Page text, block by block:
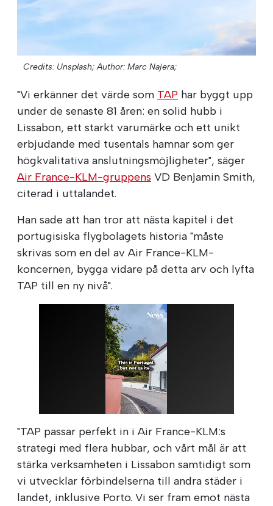
Credits: Unsplash; Author: Marc Najera;
"Vi erkänner det värde som TAP har byggt upp
under de senaste 81 åren: en solid hubb i
Lissabon, ett starkt varumärke och ett unikt
erbjudande med tusentals hamnar som ger
högkvalitativa anslutningsmöjligheter", säger
Air France-KLM-gruppens VD Benjamin Smith,
citerad i uttalandet.
Han sade att han tror att nästa kapitel i det
portugisiska flygbolagets historia "måste
skrivas som en del av Air France-KLM-
koncernen, bygga vidare på detta arv och lyfta
TAP till en ny nivå".
"TAP passar perfekt in i Air France-KLM:s
strategi med flera hubbar, och vårt mål är att
stärka verksamheten i Lissabon samtidigt som
vi utvecklar förbindelserna till andra städer i
landet, inklusive Porto. Vi ser fram emot nästa